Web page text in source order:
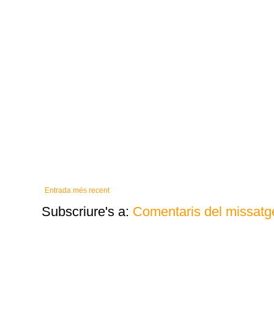
Entrada més recent
Subscriure's a: Comentaris del